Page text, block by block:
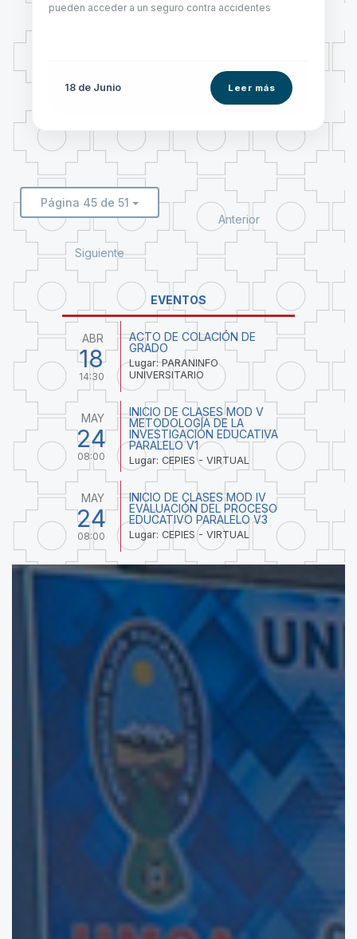
pueden acceder a un seguro contra accidentes
18 de Junio Leer más
Página 45 de 51
Anterior
Siguiente
EVENTOS
ABR
18
14:30
ACTO DE COLACIÓN DE
GRADO
Lugar: PARANINFO
UNIVERSITARIO
MAY
24
08:00
INICIO DE CLASES MOD V
METODOLOGÍA DE LA
INVESTIGACIÓN EDUCATIVA
PARALELO V1
Lugar: CEPIES - VIRTUAL
MAY
24
08:00
INICIO DE CLASES MOD IV
EVALUACIÓN DEL PROCESO
EDUCATIVO PARALELO V3
Lugar: CEPIES - VIRTUAL